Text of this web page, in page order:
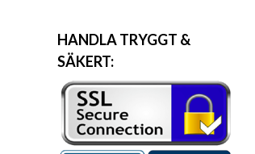
HANDLA TRYGGT &
SÄKERT: